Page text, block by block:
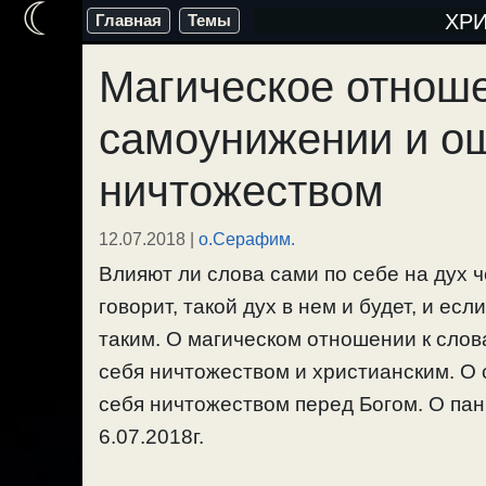
Перейти
содержимому
Главная Темы
Магическое
самоунижении и
ничтожеством
12.07.2018 | о.Серафим.
Влияют ли слова сами по себе на дух
говорит, такой дух в нем и будет, и
таким. О магическом отношении к
себя ничтожеством и христианским.
себя ничтожеством перед Богом. О
6.07.2018г.
☾